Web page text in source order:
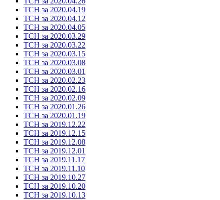
ТСН за 2020.04.19
ТСН за 2020.04.12
ТСН за 2020.04.05
ТСН за 2020.03.29
ТСН за 2020.03.22
ТСН за 2020.03.15
ТСН за 2020.03.08
ТСН за 2020.03.01
ТСН за 2020.02.23
ТСН за 2020.02.16
ТСН за 2020.02.09
ТСН за 2020.01.26
ТСН за 2020.01.19
ТСН за 2019.12.22
ТСН за 2019.12.15
ТСН за 2019.12.08
ТСН за 2019.12.01
ТСН за 2019.11.17
ТСН за 2019.11.10
ТСН за 2019.10.27
ТСН за 2019.10.20
ТСН за 2019.10.13